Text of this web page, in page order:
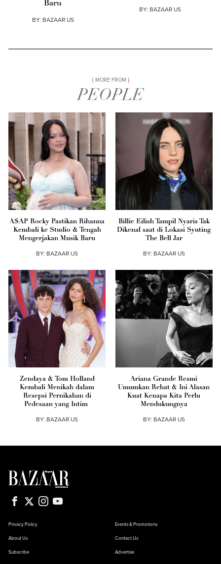
Baru
BY: BAZAAR US
BY: BAZAAR US
MORE FROM
PEOPLE
A$AP Rocky Pastikan Rihanna
Kembali ke Studio & Tengah
Mengerjakan Musik Baru
BY: BAZAAR US
Billie Eilish Tampil Nyaris Tak
Dikenal saat di Lokasi Syuting
The Bell Jar
BY: BAZAAR US
Zendaya & Tom Holland
Kembali Menikah dalam
Resepsi Pernikahan di
Pedesaan yang Intim
BY: BAZAAR US
Ariana Grande Resmi
Umumkan Rehat & Ini Alasan
Kuat Kenapa Kita Perlu
Mendukungnya
BY: BAZAAR US
Privacy Policy Events & Promotions
About Us Contact Us
Subscribe Advertise